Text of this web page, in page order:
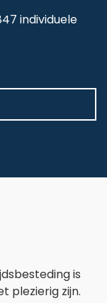
individuele
is
plezierig zijn.